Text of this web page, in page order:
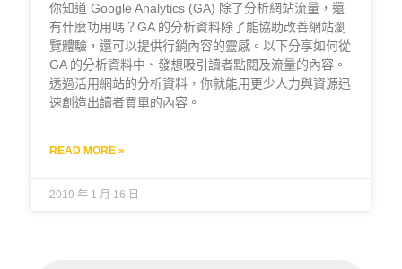
你知道 Google Analytics (GA) 除了分析網站流量，還
有什麼功用嗎？GA 的分析資料除了能協助改善網站瀏
覽體驗，還可以提供行銷內容的靈感。以下分享如何從
GA 的分析資料中、發想吸引讀者點閱及流量的內容。
透過活用網站的分析資料，你就能用更少人力與資源迅
速創造出讀者買單的內容。
READ MORE »
2019 年 1 月 16 日